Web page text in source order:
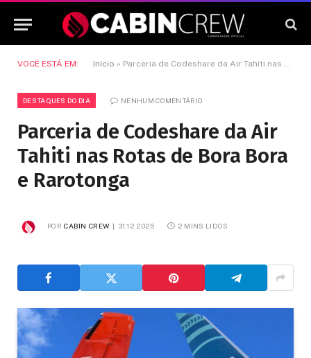
VOCÊ ESTÁ EM: Início » Parceria de Codeshare da Air Tahiti nas Rotas de Bora Bora e Rarotonga
DESTAQUES DO DIA NENHUM COMENTÁRIO
Parceria de Codeshare da Air
Tahiti nas Rotas de Bora Bora
e Rarotonga
POR CABIN CREW 31.12.2025 2 MINS LIDOS